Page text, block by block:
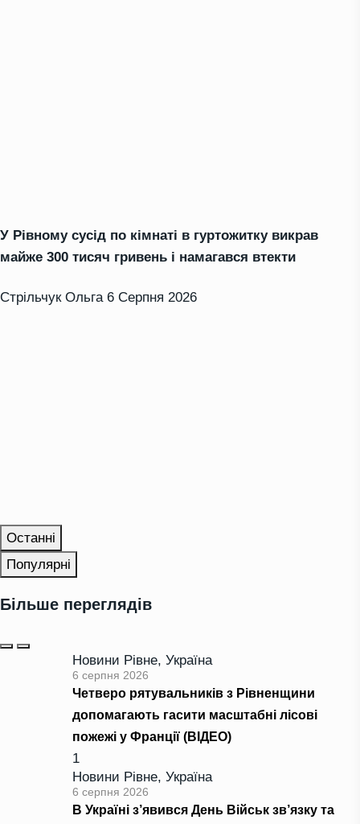
У Рівному сусід по кімнаті в гуртожитку викрав
майже 300 тисяч гривень і намагався втекти
Стрільчук Ольга 6 Серпня 2026
Останні
Популярні
Більше переглядів
Новини Рівне, Україна
6 серпня 2026
Четверо рятувальників з Рівненщини
допомагають гасити масштабні лісові
пожежі у Франції (ВІДЕО)
1
Новини Рівне, Україна
6 серпня 2026
В Україні з’явився День Військ зв’язку та